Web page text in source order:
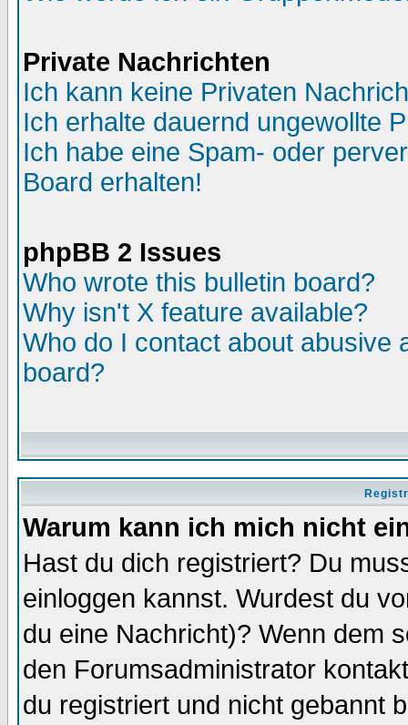
Private Nachrichten
Ich kann keine Privaten
Ich erhalte dauernd ungewollte
Ich habe eine Spam- oder
Board erhalten!
phpBB 2 Issues
Who wrote this bulletin board?
Why isn't X feature available?
Who do I contact about abusive
board?
Warum kann ich mich nicht
Hast du dich registriert? Du
einloggen kannst. Wurdest du
du eine Nachricht)? Wenn dem
den Forumsadministrator
du registriert und nicht gebannt